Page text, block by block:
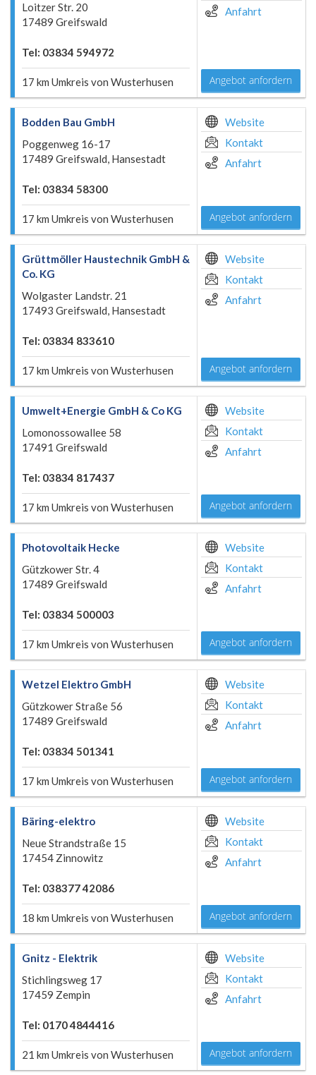
Loitzer Str. 20
17489 Greifswald
Tel: 03834 594972
17 km Umkreis von Wusterhusen
Anfahrt
Angebot anfordern
Bodden Bau GmbH
Poggenweg 16-17
17489 Greifswald, Hansestadt
Tel: 03834 58300
17 km Umkreis von Wusterhusen
Website
Kontakt
Anfahrt
Angebot anfordern
Grüttmöller Haustechnik GmbH &
Co. KG
Wolgaster Landstr. 21
17493 Greifswald, Hansestadt
Tel: 03834 833610
17 km Umkreis von Wusterhusen
Website
Kontakt
Anfahrt
Angebot anfordern
Umwelt+Energie GmbH & Co KG
Lomonossowallee 58
17491 Greifswald
Tel: 03834 817437
17 km Umkreis von Wusterhusen
Website
Kontakt
Anfahrt
Angebot anfordern
Photovoltaik Hecke
Gützkower Str. 4
17489 Greifswald
Tel: 03834 500003
17 km Umkreis von Wusterhusen
Website
Kontakt
Anfahrt
Angebot anfordern
Wetzel Elektro GmbH
Gützkower Straße 56
17489 Greifswald
Tel: 03834 501341
17 km Umkreis von Wusterhusen
Website
Kontakt
Anfahrt
Angebot anfordern
Bäring-elektro
Neue Strandstraße 15
17454 Zinnowitz
Tel: 038377 42086
18 km Umkreis von Wusterhusen
Website
Kontakt
Anfahrt
Angebot anfordern
Gnitz - Elektrik
Stichlingsweg 17
17459 Zempin
Tel: 0170 4844416
21 km Umkreis von Wusterhusen
Website
Kontakt
Anfahrt
Angebot anfordern